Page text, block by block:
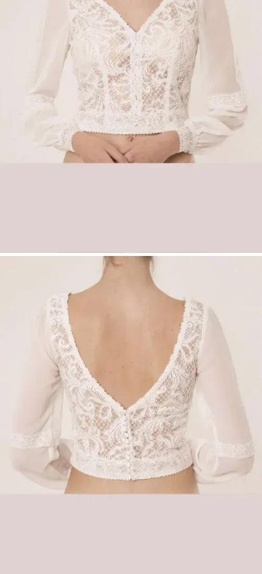
mit Anprobe in unseren Boutiquen erhältlich
Key Features
Romantisches Brauttop aus Adora-Vintage-
Spitze
Eleganter V-Ausschnitt
Luftige Chiffonärmel
Leichter, femininer Boho-Look
Perfekt für Boho- und Vintage-Brautmode